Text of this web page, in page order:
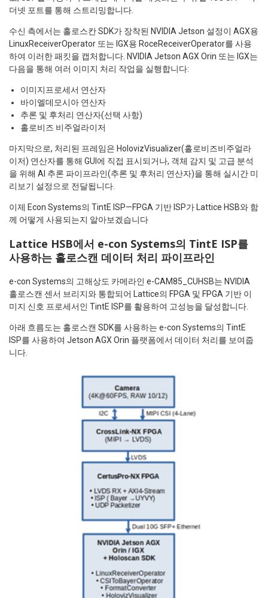
더넷 포트를 통해 스트리밍합니다.
수신 측에서는 홀로스칸 SDK가 장착된 NVIDIA Jetson 설정이 AGX용
LinuxReceiverOperator 또는 IGX용 RoceReceiverOperator를 사용
하여 이러한 패킷을 캡처합니다. NVIDIA Jetson AGX Orin 또는 IGX는
다음을 통해 여러 이미지 처리 작업을 실행합니다:
이미지프로세서 연산자
바이엘데모시아 연산자
추론 및 후처리 연산자(선택 사항)
홀로비즈 비주얼라이저
마지막으로, 처리된 프레임은 HolovizVisualizer(홀로비즈비주얼라
이저) 연산자를 통해 GUI에 직접 표시되거나, 객체 감지 및 고급 분석
을 위해 AI 추론 파이프라인(추론 및 후처리 연산자)을 통해 실시간 미
리보기 설정으로 전달됩니다.
이제 Econ Systems의 TintE ISP—FPGA 기반 ISP가 Lattice HSB와 함
께 어떻게 사용되는지 알아보겠습니다
Lattice HSB에서 e-con Systems의 TintE ISP를
사용하는 홀로스캔 데이터 처리 파이프라인
e-con Systems의 고해상도 카메라인 e-CAM85_CUHSB는 NVIDIA
홀로스캔 센서 브리지와 통합되어 Lattice의 FPGA 및 FPGA 기반 이
미지 신호 프로세서인 TintE ISP를 활용하여 고성능을 달성합니다.
아래 흐름도는 홀로스캔 SDK를 사용하는 e-con Systems의 TintE
ISP를 사용하여 Jetson AGX Orin 플랫폼에서 데이터 처리를 보여줍
니다.